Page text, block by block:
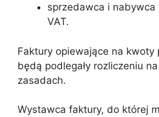
sprzedawca i nabywca
VAT.
Faktury opiewające na kwoty
będą podlegały rozliczeniu
zasadach.
Wystawca faktury, do której